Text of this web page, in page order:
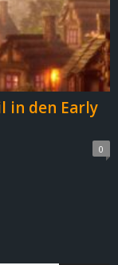
in den Early
0